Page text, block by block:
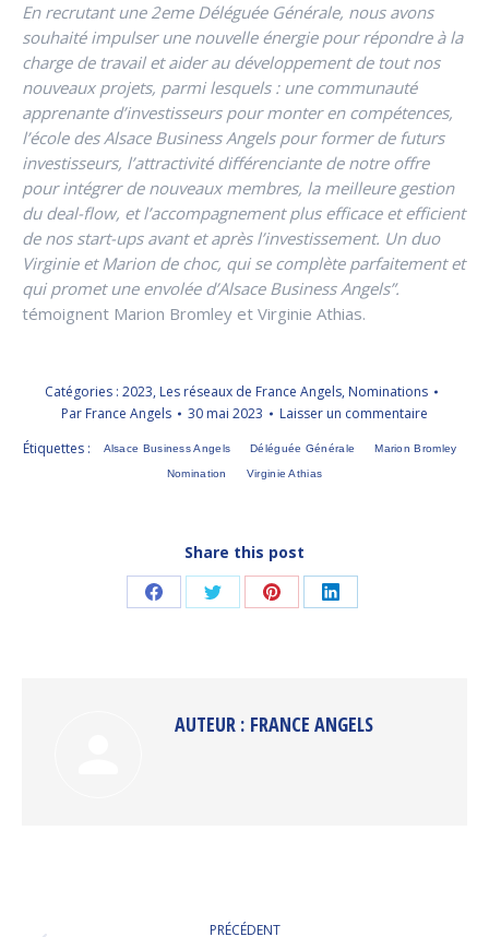
En recrutant une 2eme Déléguée Générale, nous avons
souhaité impulser une nouvelle énergie pour répondre à la
charge de travail et aider au développement de tout nos
nouveaux projets, parmi lesquels : une communauté
apprenante d’investisseurs pour monter en compétences,
l’école des Alsace Business Angels pour former de futurs
investisseurs, l’attractivité différenciante de notre offre
pour intégrer de nouveaux membres, la meilleure gestion
du deal-flow, et l’accompagnement plus efficace et efficient
de nos start-ups avant et après l’investissement. Un duo
Virginie et Marion de choc, qui se complète parfaitement et
qui promet une envolée d’Alsace Business Angels”.
témoignent Marion Bromley et Virginie Athias.
Catégories : 2023, Les réseaux de France Angels, Nominations
Par France Angels 30 mai 2023
Laisser un commentaire
Étiquettes :
Alsace Business Angels Déléguée Générale Marion Bromley
Nomination Virginie Athias
Share this post
PartagerPartagerPartagerPartager
AUTEUR : FRANCE ANGELS
PRÉCÉDENT